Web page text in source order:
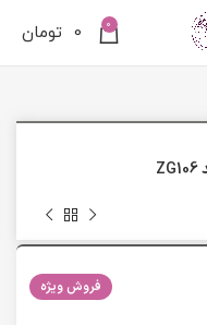
0
0 تومان
فروش ویژه